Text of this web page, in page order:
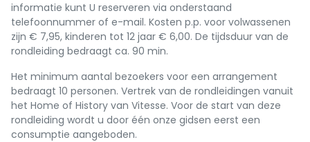
informatie kunt U reserveren via onderstaand
telefoonnummer of e-mail. Kosten p.p. voor volwassenen
zijn € 7,95, kinderen tot 12 jaar € 6,00. De tijdsduur van de
rondleiding bedraagt ca. 90 min.
Het minimum aantal bezoekers voor een arrangement
bedraagt 10 personen. Vertrek van de rondleidingen vanuit
het Home of History van Vitesse. Voor de start van deze
rondleiding wordt u door één onze gidsen eerst een
consumptie aangeboden.